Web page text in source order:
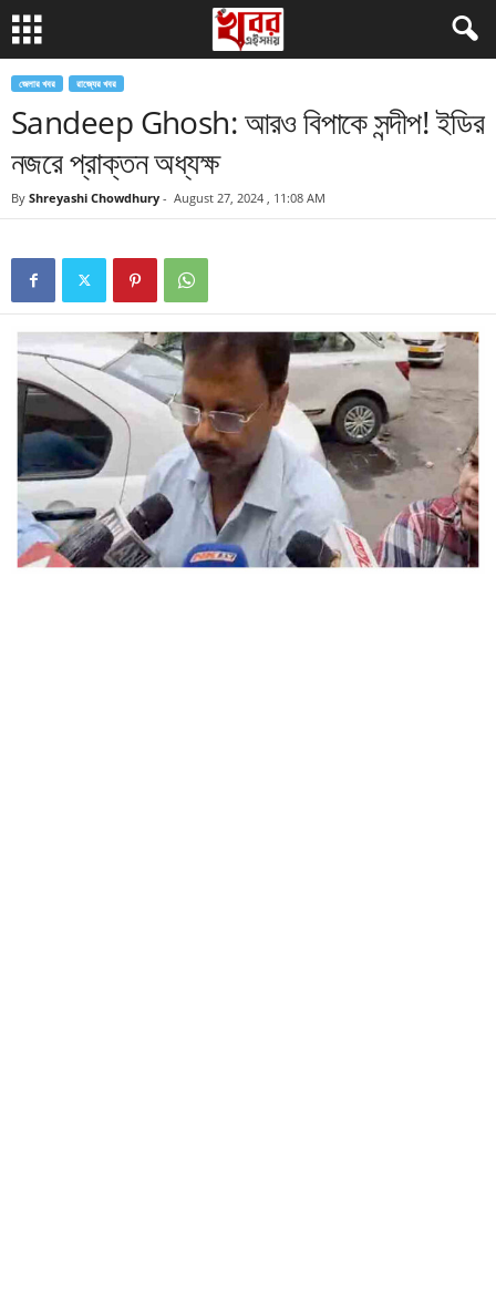
জেলার খবর রাজ্যের খবর
Sandeep Ghosh: আরও বিপাকে সন্দীপ! ইডির
নজরে প্রাক্তন অধ্যক্ষ
By Shreyashi Chowdhury - August 27, 2024 , 11:08 AM